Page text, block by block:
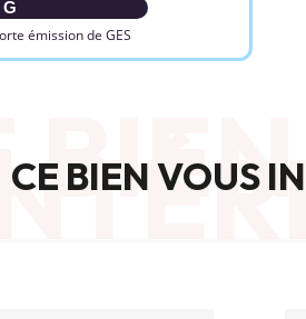
G
émission de GES
CE BIEN VOUS